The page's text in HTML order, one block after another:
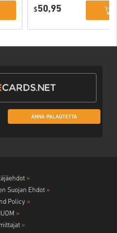
(STEAM) EU
$50,95
ANNA PALAUTETTA
»
Suojan Ehdot »
Policy »
»
»